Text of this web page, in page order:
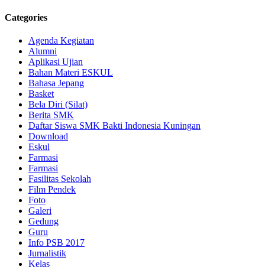
Categories
Agenda Kegiatan
Alumni
Aplikasi Ujian
Bahan Materi ESKUL
Bahasa Jepang
Basket
Bela Diri (Silat)
Berita SMK
Daftar Siswa SMK Bakti Indonesia Kuningan
Download
Eskul
Farmasi
Farmasi
Fasilitas Sekolah
Film Pendek
Foto
Galeri
Gedung
Guru
Info PSB 2017
Jurnalistik
Kelas